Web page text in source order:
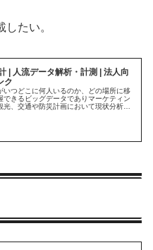
たい。
| 人流データ解析・計測 | 法人向
ク
いつどこに何人いるのか、どの場所に移
できるビッグデータでありマーケティン
光、交通や防災計画において現状分析に